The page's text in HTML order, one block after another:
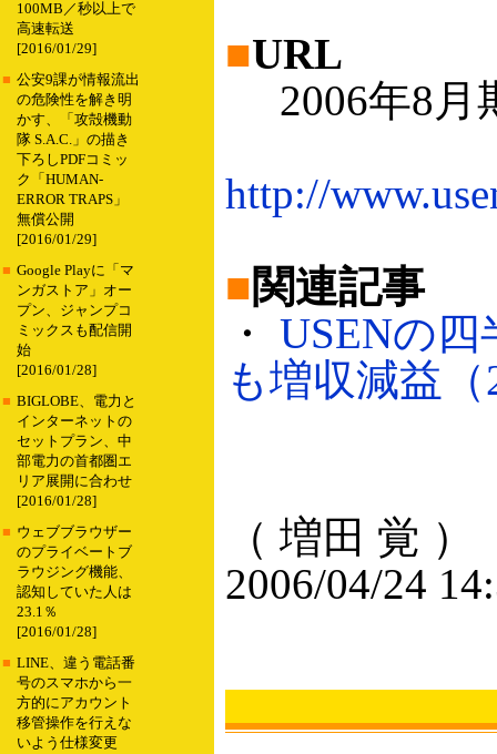
100MB／秒以上で
高速転送
[2016/01/29]
■ 公安9課が情報流出
の危険性を解き明
かす、「攻殻機動
隊 S.A.C.」の描き
下ろしPDFコミッ
ク「HUMAN-
ERROR TRAPS」
無償公開
[2016/01/29]
■ Google Playに「マ
ンガストア」オー
プン、ジャンプコ
ミックスも配信開
始
[2016/01/28]
■ BIGLOBE、電力と
インターネットの
セットプラン、中
部電力の首都圏エ
リア展開に合わせ
[2016/01/28]
■ ウェブブラウザー
のプライベートブ
ラウジング機能、
認知していた人は
23.1％
[2016/01/28]
■ LINE、違う電話番
号のスマホから一
方的にアカウント
移管操作を行えな
いよう仕様変更
■URL
2006年8月
http://
■関連記事
・ USENの
も増収減益（
（ 増田 覚 ）
2006/04/24